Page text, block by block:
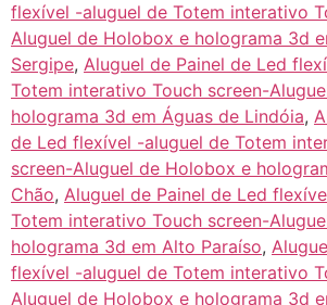
flexível -aluguel de Totem interativo
Aluguel de Holobox e holograma 3d
Sergipe, Aluguel de Painel de Led
Totem interativo Touch screen-
holograma 3d em Águas de Lindóia,
de Led flexível -aluguel de Totem
screen-Aluguel de Holobox e
Chão, Aluguel de Painel de Led
Totem interativo Touch screen-
holograma 3d em Alto Paraíso,
flexível -aluguel de Totem interativo
Aluguel de Holobox e holograma 3d